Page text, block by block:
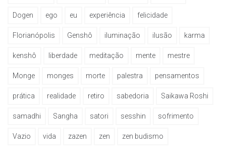
Dogen ego eu experiência felicidade
Florianópolis Genshô iluminação ilusão karma
kenshô liberdade meditação mente mestre
Monge monges morte palestra pensamentos
prática realidade retiro sabedoria Saikawa Roshi
samadhi Sangha satori sesshin sofrimento
Vazio vida zazen zen zen budismo